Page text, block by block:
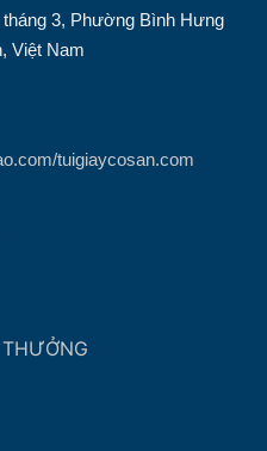
3, Phường Bình Hưng
Việt Nam
tuigiaycosan.com